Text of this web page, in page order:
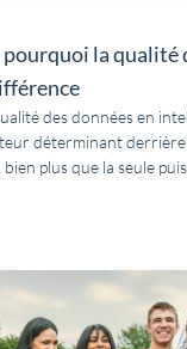
la qualité
des données en
déterminant derrière
plus que la seule